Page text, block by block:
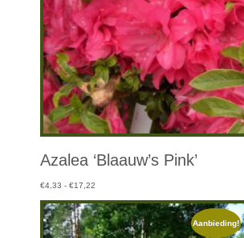
Azalea ‘Blaauw’s Pink’
€4,33 - €17,22
tot
€17,22
Aanbieding!